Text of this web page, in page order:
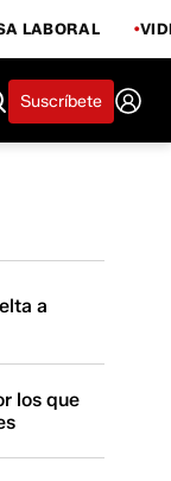
LABORAL
Suscríbete
a
los que